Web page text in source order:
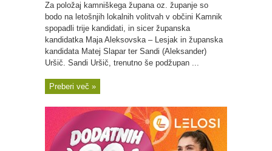
Za položaj kamniškega župana oz. županje so
bodo na letošnjih lokalnih volitvah v občini Kamnik
spopadli trije kandidati, in sicer županska
kandidatka Maja Aleksovska – Lesjak in županska
kandidata Matej Slapar ter Sandi (Aleksander)
Uršič. Sandi Uršič, trenutno še podžupan ...
Preberi več »